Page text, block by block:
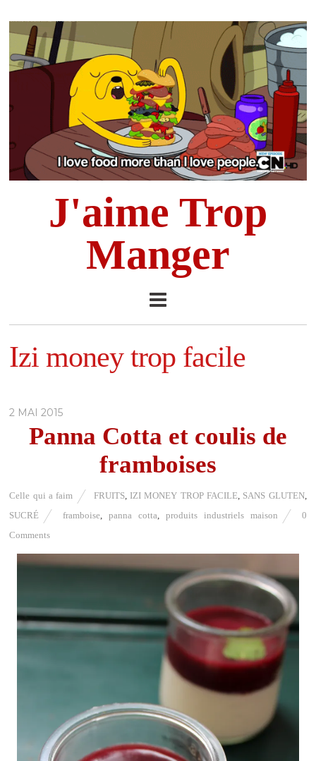
J'aime Trop
Manger
Izi money trop facile
2 MAI 2015
Panna Cotta et coulis de
framboises
Celle qui a faim FRUITS, IZI MONEY TROP FACILE, SANS GLUTEN,
SUCRÉ
framboise ,panna cotta produits industriels maison
0
Comments